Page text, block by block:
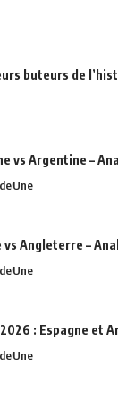
buteurs de
vs Argentine –
Une
vs Angleterre –
Une
2026 : Espagne et
Une